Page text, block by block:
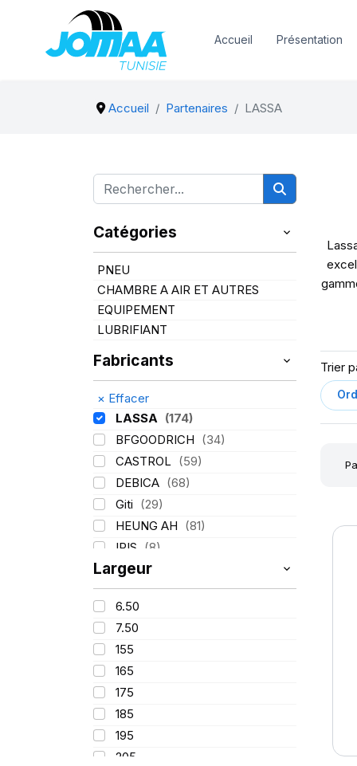
Accueil Présentation
Accueil Partenaires LASSA
Catégories
PNEU
CHAMBRE A AIR ET AUTRES
EQUIPEMENT
LUBRIFIANT
Fabricants
× Effacer
LASSA (174)
BFGOODRICH (34)
CASTROL (59)
DEBICA (68)
Giti (29)
HEUNG AH (81)
IRIS (8)
ITALMATIC
KLEBER (116)
LING LONG
MICHELIN
MITAS
Mondolfo ferro
PIRELLI
PROMETEON
SCHRADER
Largeur
6.50
7.50
155
165
175
185
195
205
Trier